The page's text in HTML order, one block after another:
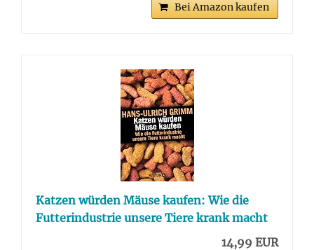
Bei Amazon kaufen
Katzen würden Mäuse kaufen: Wie die
Futterindustrie unsere Tiere krank macht
14,99 EUR